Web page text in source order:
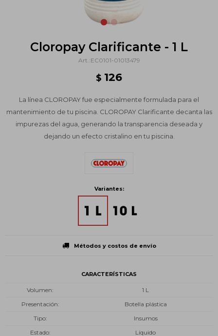
Cloropay Clarificante - 1 L
EC0101-01013479
$ 126
La línea CLOROPAY fue especialmente formulada para el
mantenimiento de tu piscina. CLOROPAY Clarificante decanta las
impurezas del agua, generando la transparencia deseada y
dejando un efecto cristalino en tu piscina.
Variantes:
Métodos y costos de envío
CARACTERÍSTICAS
Volumen
1 L
Presentación
Botella plástica
Tipo
Insumos
Estado
Líquido